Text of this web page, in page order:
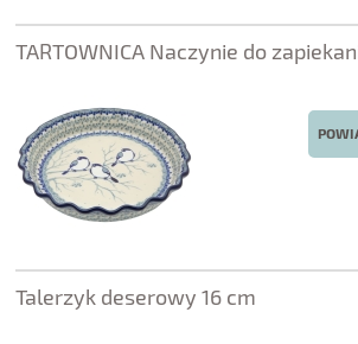
TARTOWNICA Naczynie do
Talerzyk deserowy 16 cm